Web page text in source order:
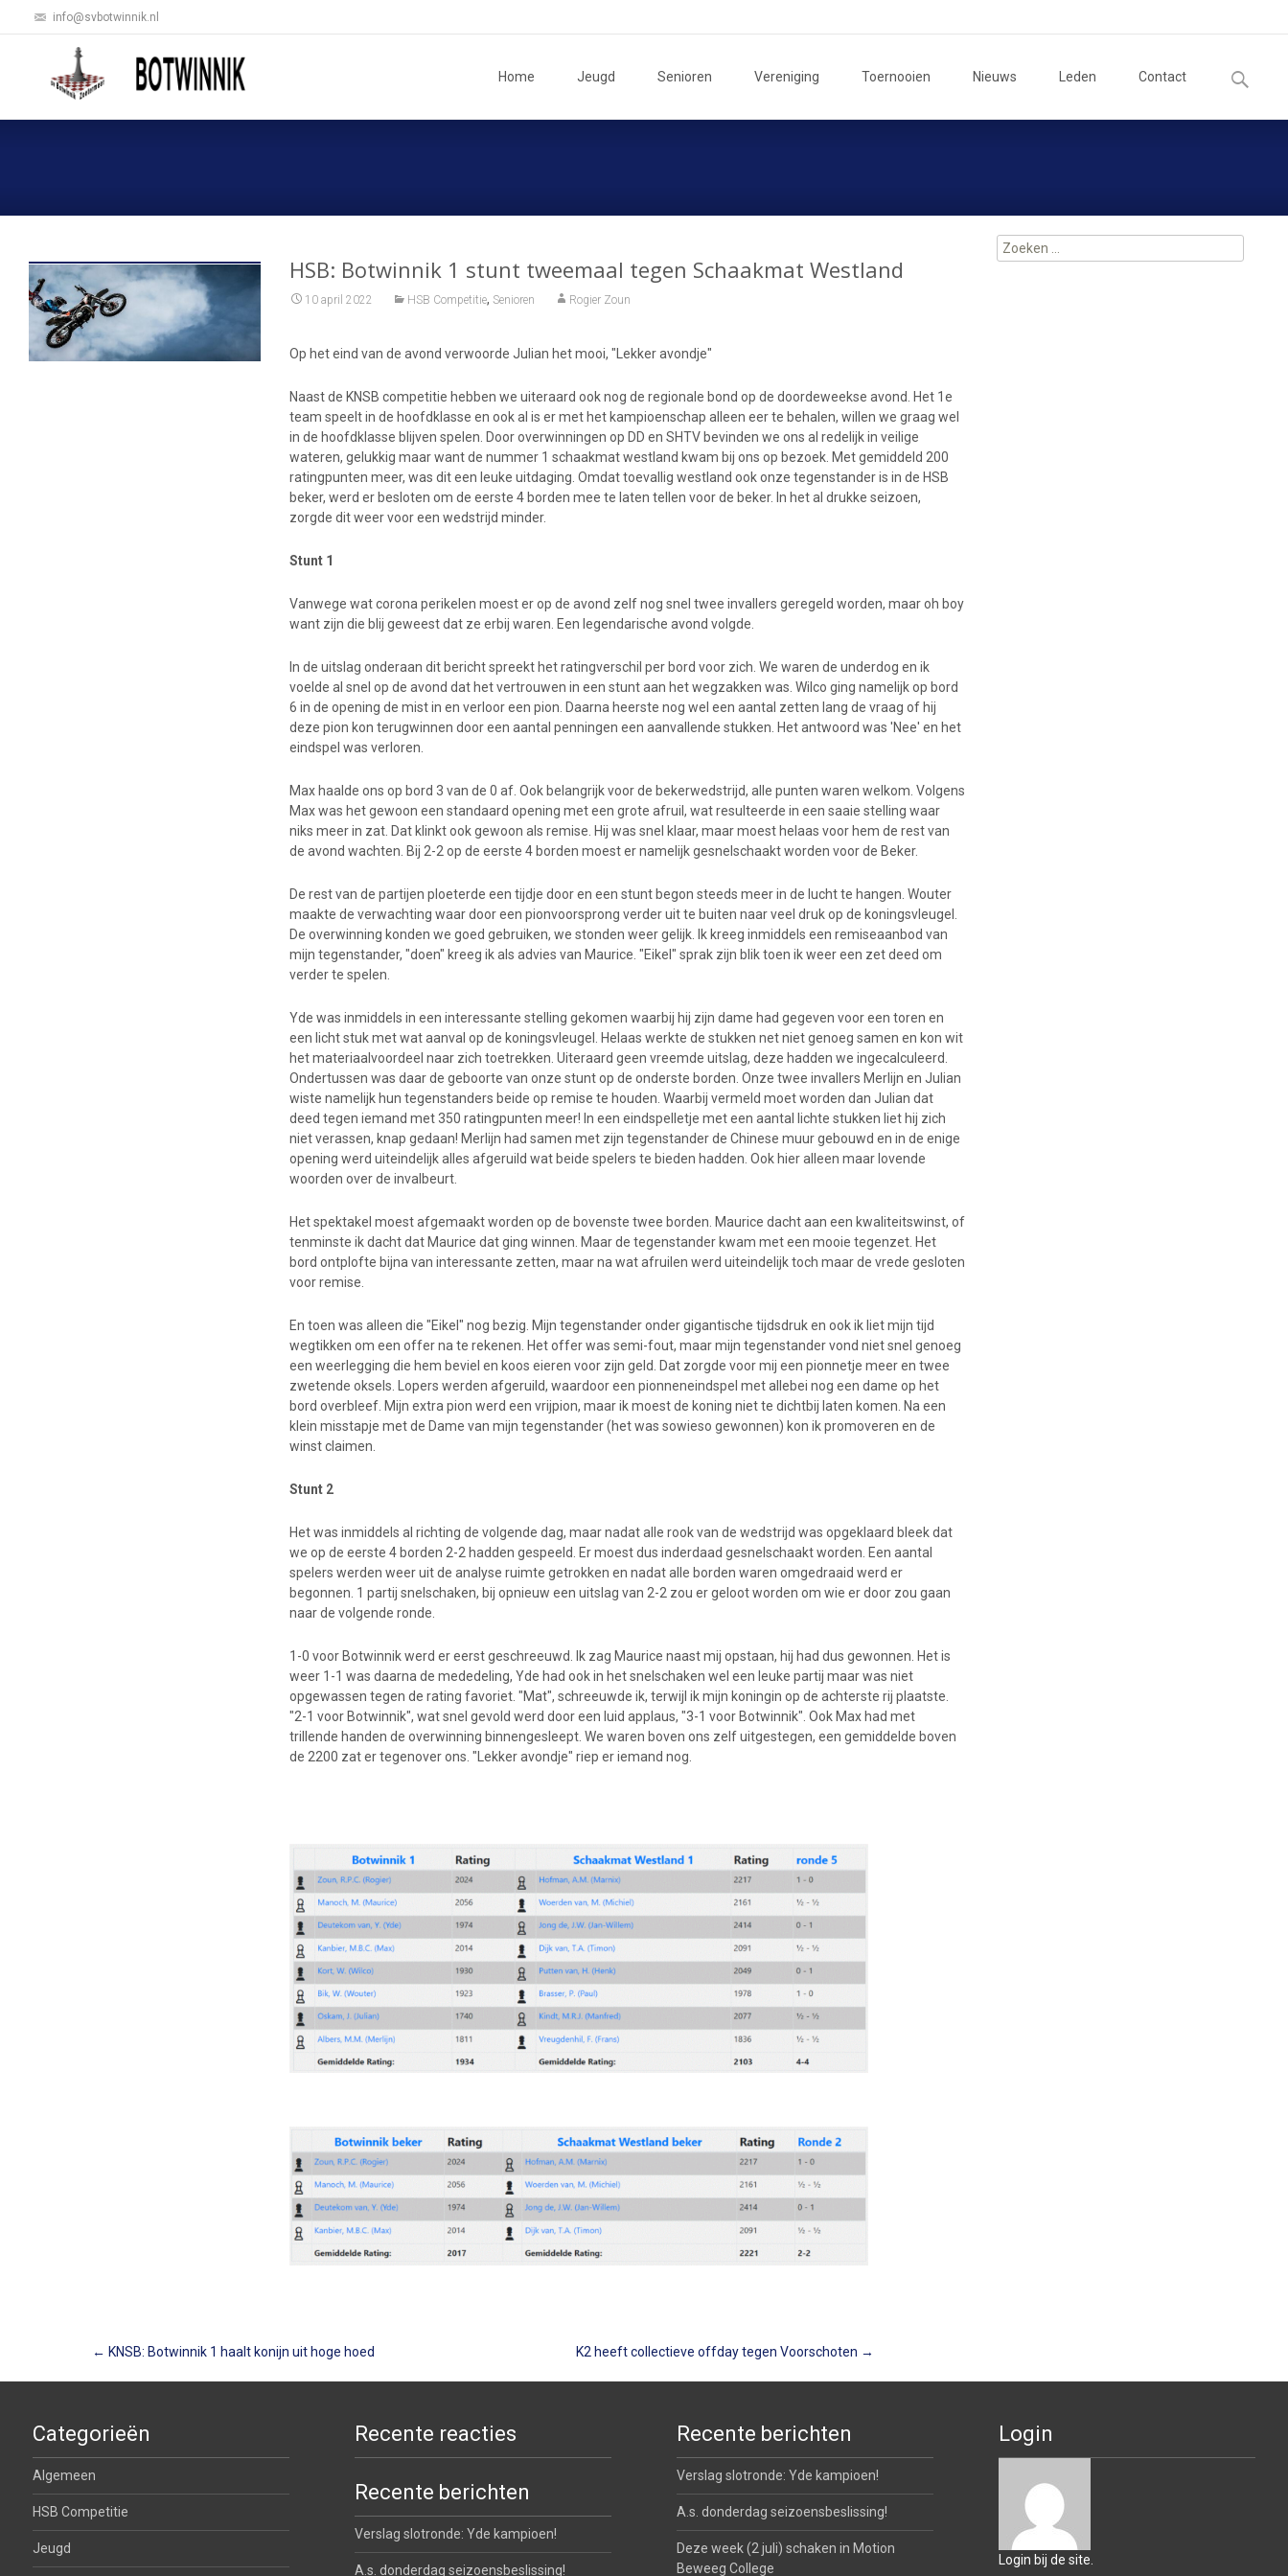
info@svbotwinnik.nl
naarHome Jeugd Senioren Vereniging Toernooien Nieuws Leden Contact
Zoeken
naar:
HSB: Botwinnik 1 stunt tweemaal tegen Schaakmat Westland
10 april 2022 HSB Competitie, Senioren Rogier Zoun
Op het eind van de avond verwoorde Julian het mooi, "Lekker avondje"
Naast de KNSB competitie hebben we uiteraard ook nog de regionale bond op de doordeweekse avond. Het 1e
team speelt in de hoofdklasse en ook al is er met het kampioenschap alleen eer te behalen, willen we graag wel
in de hoofdklasse blijven spelen. Door overwinningen op DD en SHTV bevinden we ons al redelijk in veilige
wateren, gelukkig maar want de nummer 1 schaakmat westland kwam bij ons op bezoek. Met gemiddeld 200
ratingpunten meer, was dit een leuke uitdaging. Omdat toevallig westland ook onze tegenstander is in de HSB
beker, werd er besloten om de eerste 4 borden mee te laten tellen voor de beker. In het al drukke seizoen,
zorgde dit weer voor een wedstrijd minder.
Stunt 1
Vanwege wat corona perikelen moest er op de avond zelf nog snel twee invallers geregeld worden, maar oh boy
want zijn die blij geweest dat ze erbij waren. Een legendarische avond volgde.
In de uitslag onderaan dit bericht spreekt het ratingverschil per bord voor zich. We waren de underdog en ik
voelde al snel op de avond dat het vertrouwen in een stunt aan het wegzakken was. Wilco ging namelijk op bord
6 in de opening de mist in en verloor een pion. Daarna heerste nog wel een aantal zetten lang de vraag of hij
deze pion kon terugwinnen door een aantal penningen een aanvallende stukken. Het antwoord was 'Nee' en het
eindspel was verloren.
Max haalde ons op bord 3 van de 0 af. Ook belangrijk voor de bekerwedstrijd, alle punten waren welkom. Volgens
Max was het gewoon een standaard opening met een grote afruil, wat resulteerde in een saaie stelling waar
niks meer in zat. Dat klinkt ook gewoon als remise. Hij was snel klaar, maar moest helaas voor hem de rest van
de avond wachten. Bij 2-2 op de eerste 4 borden moest er namelijk gesnelschaakt worden voor de Beker.
De rest van de partijen ploeterde een tijdje door en een stunt begon steeds meer in de lucht te hangen. Wouter
maakte de verwachting waar door een pionvoorsprong verder uit te buiten naar veel druk op de koningsvleugel.
De overwinning konden we goed gebruiken, we stonden weer gelijk. Ik kreeg inmiddels een remiseaanbod van
mijn tegenstander, "doen" kreeg ik als advies van Maurice. "Eikel" sprak zijn blik toen ik weer een zet deed om
verder te spelen.
Yde was inmiddels in een interessante stelling gekomen waarbij hij zijn dame had gegeven voor een toren en
een licht stuk met wat aanval op de koningsvleugel. Helaas werkte de stukken net niet genoeg samen en kon wit
het materiaalvoordeel naar zich toetrekken. Uiteraard geen vreemde uitslag, deze hadden we ingecalculeerd.
Ondertussen was daar de geboorte van onze stunt op de onderste borden. Onze twee invallers Merlijn en Julian
wiste namelijk hun tegenstanders beide op remise te houden. Waarbij vermeld moet worden dan Julian dat
deed tegen iemand met 350 ratingpunten meer! In een eindspelletje met een aantal lichte stukken liet hij zich
niet verassen, knap gedaan! Merlijn had samen met zijn tegenstander de Chinese muur gebouwd en in de enige
opening werd uiteindelijk alles afgeruild wat beide spelers te bieden hadden. Ook hier alleen maar lovende
woorden over de invalbeurt.
Het spektakel moest afgemaakt worden op de bovenste twee borden. Maurice dacht aan een kwaliteitswinst, of
tenminste ik dacht dat Maurice dat ging winnen. Maar de tegenstander kwam met een mooie tegenzet. Het
bord ontplofte bijna van interessante zetten, maar na wat afruilen werd uiteindelijk toch maar de vrede gesloten
voor remise.
En toen was alleen die "Eikel" nog bezig. Mijn tegenstander onder gigantische tijdsdruk en ook ik liet mijn tijd
wegtikken om een offer na te rekenen. Het offer was semi-fout, maar mijn tegenstander vond niet snel genoeg
een weerlegging die hem beviel en koos eieren voor zijn geld. Dat zorgde voor mij een pionnetje meer en twee
zwetende oksels. Lopers werden afgeruild, waardoor een pionneneindspel met allebei nog een dame op het
bord overbleef. Mijn extra pion werd een vrijpion, maar ik moest de koning niet te dichtbij laten komen. Na een
klein misstapje met de Dame van mijn tegenstander (het was sowieso gewonnen) kon ik promoveren en de
winst claimen.
Stunt 2
Het was inmiddels al richting de volgende dag, maar nadat alle rook van de wedstrijd was opgeklaard bleek dat
we op de eerste 4 borden 2-2 hadden gespeeld. Er moest dus inderdaad gesnelschaakt worden. Een aantal
spelers werden weer uit de analyse ruimte getrokken en nadat alle borden waren omgedraaid werd er
begonnen. 1 partij snelschaken, bij opnieuw een uitslag van 2-2 zou er geloot worden om wie er door zou gaan
naar de volgende ronde.
1-0 voor Botwinnik werd er eerst geschreeuwd. Ik zag Maurice naast mij opstaan, hij had dus gewonnen. Het is
weer 1-1 was daarna de mededeling, Yde had ook in het snelschaken wel een leuke partij maar was niet
opgewassen tegen de rating favoriet. "Mat", schreeuwde ik, terwijl ik mijn koningin op de achterste rij plaatste.
"2-1 voor Botwinnik", wat snel gevold werd door een luid applaus, "3-1 voor Botwinnik". Ook Max had met
trillende handen de overwinning binnengesleept. We waren boven ons zelf uitgestegen, een gemiddelde boven
de 2200 zat er tegenover ons. "Lekker avondje" riep er iemand nog.
Berichtnavigatie
← KNSB: Botwinnik 1 haalt konijn uit hoge hoed K2 heeft collectieve offday tegen Voorschoten →
Zoeken
naar:
Categorieën
Algemeen
HSB Competitie
Jeugd
Recente reacties Recente berichten
Verslag slotronde: Yde kampioen!
A.s. donderdag seizoensbeslissing!
Deze week (2 juli) schaken in Motion
Beweeg College
Login
Login bij de site.
Recente berichten
Verslag slotronde: Yde kampioen!
A.s. donderdag seizoensbeslissing!